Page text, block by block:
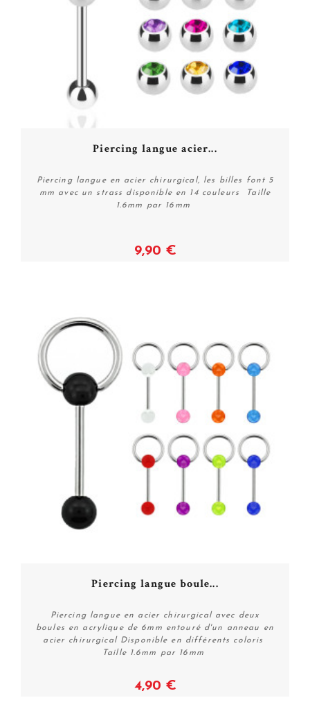
Voir
Piercing langue acier...
Piercing langue en acier chirurgical, les billes font 5
mm avec un strass disponible en 14 couleurs Taille
1.6mm par 16mm
9,90 €
Voir
Piercing langue boule...
Piercing langue en acier chirurgical avec deux
boules en acrylique de 6mm entouré d'un anneau en
acier chirurgical Disponible en différents coloris
Taille 1.6mm par 16mm
4,90 €